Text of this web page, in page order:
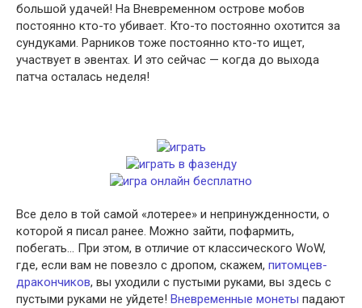
большой удачей! На Вневременном острове мобов
постоянно кто-то убивает. Кто-то постоянно охотится за
сундуками. Рарников тоже постоянно кто-то ищет,
участвует в эвентах. И это сейчас — когда до выхода
патча осталась неделя!
Все дело в той самой «лотерее» и непринужденности, о
которой я писал ранее. Можно зайти, пофармить,
побегать… При этом, в отличие от классического WoW,
где, если вам не повезло с дропом, скажем, питомцев-
дракончиков, вы уходили с пустыми руками, вы здесь с
пустыми руками не уйдете! Вневременные монеты падают